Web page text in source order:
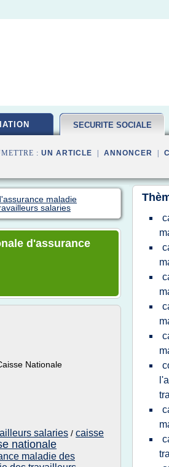
SECURITE SOCIALE
: UN ARTICLE ANNONCER
maladie
salaries
d'assurance
Nationale
salaries / caisse
nationale
maladie des